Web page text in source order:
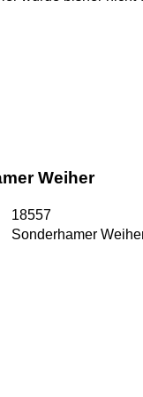
Weiher
18557
Sonderhamer